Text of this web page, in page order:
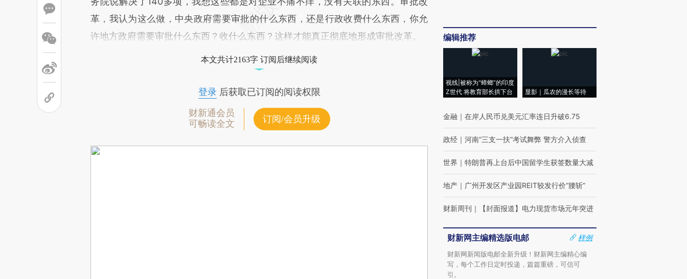
革，我认为这么做，中央政府需要审批的什么东西，还是行政收费什么东西，你允
许地方政府需要审批什么东西？收什么东西？这样才能真正彻底地形成审批改革。
本文共计2163字 订阅后继续阅读
登录后获取已订阅的阅读权限
财新通会员
可畅读全文
订阅/会员升级
编辑推荐
视线|被称为“蟑螂”的印度
Z世代 将教育部长拱下台
显影｜瓜农的漫长等待
金融 ｜ 在岸人民币兑美元汇率连日升破6.75
政经 ｜ 河南“三支一扶”考试舞弊 警方介入侦查
世界 ｜ 特朗普再上台后中国留学生获签数量大减
地产 ｜ 广州开发区产业园REIT较发行价“腰斩”
财新周刊 ｜ 【封面报道】电力现货市场元年突进
财新网主编精选版电邮
样例
财新网新闻版电邮全新升级！财新网主编精心编
写，每个工作日定时投递，篇篇重磅，可信可
引。